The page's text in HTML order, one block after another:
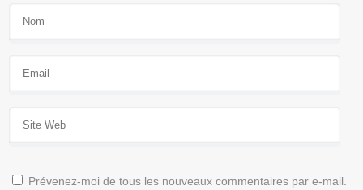
Prévenez-moi de tous les nouveaux commentaires par e-mail.